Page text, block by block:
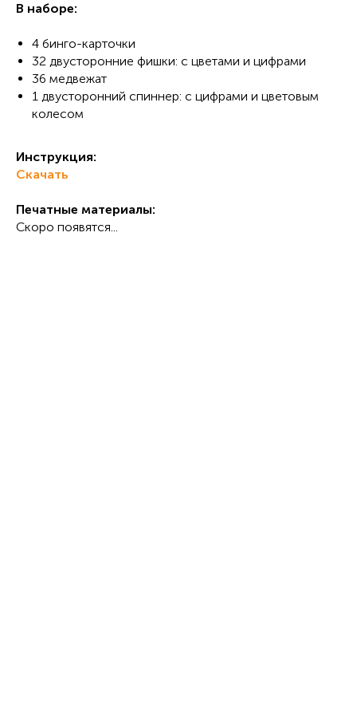
В наборе:
4 бинго-карточки
32 двусторонние фишки: с цветами и цифрами
36 медвежат
1 двусторонний спиннер: с цифрами и цветовым
колесом
Инструкция:
Скачать
Печатные материалы:
Скоро появятся...